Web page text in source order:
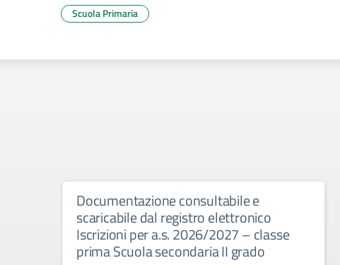
Scuola Primaria
Documentazione consultabile e
scaricabile dal registro elettronico
Iscrizioni per a.s. 2026/2027 – classe
prima Scuola secondaria II grado